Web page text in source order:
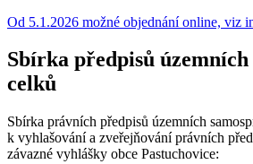
Od 5.1.2026 možné objednání online, viz
Sbírka předpisů
celků
Sbírka právních předpisů územních
k vyhlašování a zveřejňování právních
závazné vyhlášky obce Pastuchovice: